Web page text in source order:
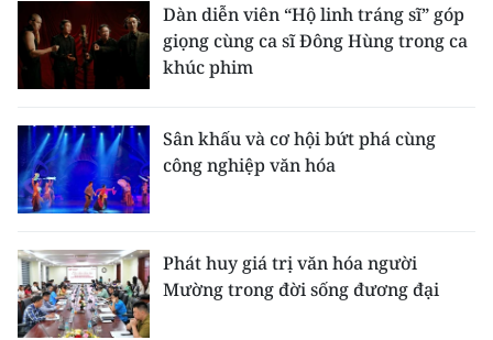
Dàn diễn viên “Hộ linh tráng sĩ” góp
giọng cùng ca sĩ Đông Hùng trong ca
khúc phim
Sân khấu và cơ hội bứt phá cùng
công nghiệp văn hóa
Phát huy giá trị văn hóa người
Mường trong đời sống đương đại